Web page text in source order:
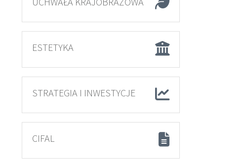
ESTETYKA
STRATEGIA I INWESTYCJE
CIFAL